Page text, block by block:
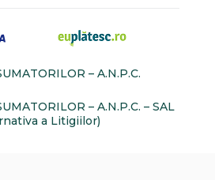
– A.N.P.C.
– A.N.P.C. – SAL
a Litigiilor)